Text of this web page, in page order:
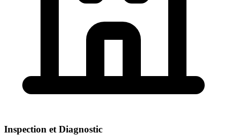
Inspection et Diagnostic